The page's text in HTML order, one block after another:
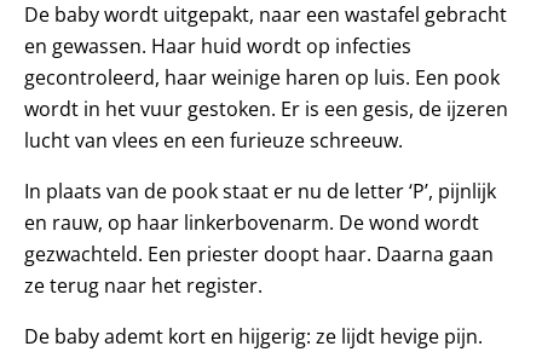
De baby wordt uitgepakt, naar een wastafel gebracht
en gewassen. Haar huid wordt op infecties
gecontroleerd, haar weinige haren op luis. Een pook
wordt in het vuur gestoken. Er is een gesis, de ijzeren
lucht van vlees en een furieuze schreeuw.
In plaats van de pook staat er nu de letter ‘P’, pijnlijk
en rauw, op haar linkerbovenarm. De wond wordt
gezwachteld. Een priester doopt haar. Daarna gaan
ze terug naar het register.
De baby ademt kort en hijgerig: ze lijdt hevige pijn.